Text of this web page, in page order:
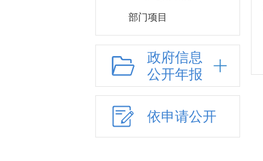
部门项目
应急管理
乡村振兴（精准脱贫）
权责清单和动态调
公共服务和中介服务
政府信息
公开年报
依申请公开